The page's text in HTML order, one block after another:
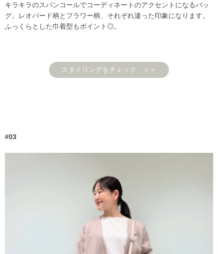
キラキラのスパンコールでコーディネートのアクセントになるバッ
グ。レオパード柄とフラワー柄、それぞれ違った印象になります。
ふっくらとした巾着型もポイント◎。
スタイリングをチェック ＞＞
#03